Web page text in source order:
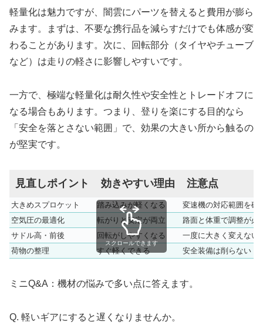
軽量化は魅力ですが、闇雲にパーツを替えると費用が膨ら
みます。まずは、不要な携行品を減らすだけでも体感が変
わることがあります。次に、回転部分（タイヤやチューブ
など）は走りの軽さに影響しやすいです。
一方で、極端な軽量化は耐久性や安全性とトレードオフに
なる場合もあります。つまり、登りを楽にする目的なら
「安全を落とさない範囲」で、効果の大きい所から触るの
が堅実です。
見直しポイント 効きやすい理由 注意点
大きめスプロケット 踏み込みが軽くなる
変速機の対応範囲を確
空気圧の最適化
転がりと安定が両立
路面と体重で調整が必
サドル高・前後
回転がしやすくなる
一度に大きく変えない
荷物の整理
すぐ軽くできる 安全装備は削らない
スクロールできます
ミニQ&A：機材の悩みで多い点に答えます。
Q. 軽いギアにすると遅くなりませんか。